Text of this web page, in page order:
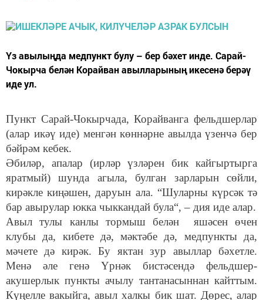
Үз авылыңда медпункт булу – бер бәхет инде. Сарай-
Чокырча белән Корайван авылларының икесенә берәү
иде ул.
Пункт Сарай-Чокырчада, Корайванга фельдшерлар
(алар икәү иде) менгән көннәрне авылда үзенчә бер
бәйрәм кебек.
Әбиләр, апалар (ирләр үзләрен бик кайгыртырга
яратмый) шунда агыла, булган зарларын сөйли,
кирәкле киңәшен, даруын ала. “Шуларны күрсәк тә
бар авырулар юкка чыккандай була“, – дия иде алар.
Авыл тулы канлы тормыш белән яшәсен өчен
клубы да, кибете дә, мәктәбе дә, медпункты да,
мәчете дә кирәк. Бу яктан зур авыллар бәхетле.
Менә әле генә Үрнәк бистәсендә фельдшер-
акушерлык пункты ачылу тантанасыннан кайттым.
Күңелле вакыйга, авыл халкы бик шат. Дөрес, алар